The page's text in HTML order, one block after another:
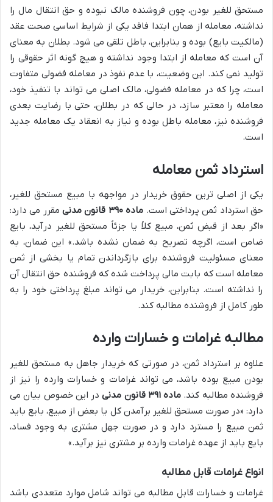
مستحق للغیر بودن، چون فروشنده مالک نبوده و حق انتقال مال را
نداشته، معامله از همان ابتدا فاقد یکی از شرایط اساسی صحت عقد
(مالکیت بایع) بوده و بنابراین، باطل تلقی می شود. بطلان به معنای
آن است که معامله از ابتدا وجود نداشته و هیچ گونه اثر حقوقی را
تولید نمی کند. این وضعیت، با عدم نفوذ در معامله فضولی متفاوت
است، چرا که در معامله فضولی، مالک اصلی می تواند با تنفیذ خود،
معامله را معتبر سازد، در حالی که در بطلان، حتی با رضایت بعدی
فروشنده نیز، معامله باطل بوده و نیاز به انعقاد یک معامله جدید
است.
استرداد ثمن معامله
یکی از اصلی ترین حقوق خریدار در مواجهه با مبیع مستحق للغیر،
حق استرداد ثمن پرداختی است. ماده ۳۹۰ قانون مدنی
مقرر می دارد:
«اگر بعد از قبض ثمن، مبیع کلاً یا جزئاً مستحق للغیر درآید، بایع
ضامن است، اگرچه تصریح به ضمان نشده باشد.» این ضمان، به
معنای مسئولیت فروشنده برای بازگرداندن تمام یا بخشی از ثمن
معامله است که بابت مالی پرداخت شده که فروشنده حق انتقال آن
را نداشته است. بنابراین، خریدار می تواند مبلغ پرداختی خود را به
طور کامل از فروشنده مطالبه کند.
مطالبه غرامات و خسارات وارده
علاوه بر استرداد ثمن، در صورتی که خریدار جاهل به مستحق للغیر
بودن مبیع بوده باشد، می تواند غرامات و خسارات وارده را نیز از
فروشنده مطالبه کند. ماده ۳۹۱ قانون مدنی
در این خصوص بیان می
دارد: «در صورت مستحق للغیر برآمدن کل یا بعض از مبیع، بایع باید
ثمن مبیع را مسترد دارد و در صورت جهل مشتری به وجود فساد،
بایع باید از عهده غرامات وارده بر مشتری نیز برآید.»
انواع غرامات قابل مطالبه
غرامات و خسارات قابل مطالبه می تواند شامل موارد متعددی باشد